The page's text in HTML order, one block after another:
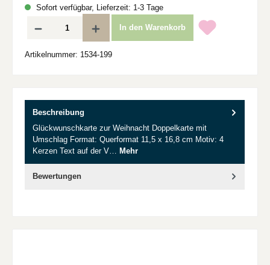
Sofort verfügbar, Lieferzeit: 1-3 Tage
Produkt Anzahl: Gib den gewünschten Wert ein oder benutze die Schaltflächen
In den Warenkorb
Artikelnummer: 1534-199
Beschreibung
Glückwunschkarte zur Weihnacht Doppelkarte mit
Umschlag Format: Querformat 11,5 x 16,8 cm Motiv: 4
Kerzen Text auf der V… Mehr
Bewertungen